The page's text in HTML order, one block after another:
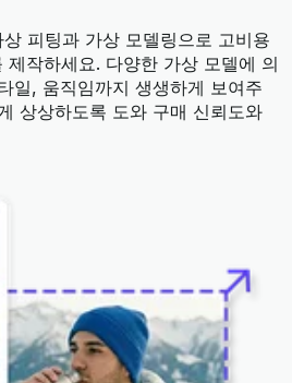
피팅과 가상 모델링으로 고비용
작하세요. 다양한 가상 모델에 의
일, 움직임까지 생생하게 보여주
상상하도록 도와 구매 신뢰도와